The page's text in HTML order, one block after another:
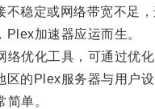
定或网络带宽不足，
加速器应运而生。
化工具，可通过优化
Plex服务器与用户设
单。